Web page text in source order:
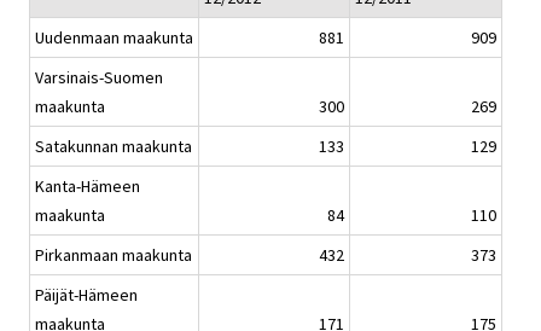
Uudenmaan maakunta
881
909
Varsinais-Suomen
maakunta
300
269
Satakunnan maakunta
133
129
Kanta-Hämeen
maakunta
84
110
Pirkanmaan maakunta
432
373
Päijät-Hämeen
maakunta
171
175